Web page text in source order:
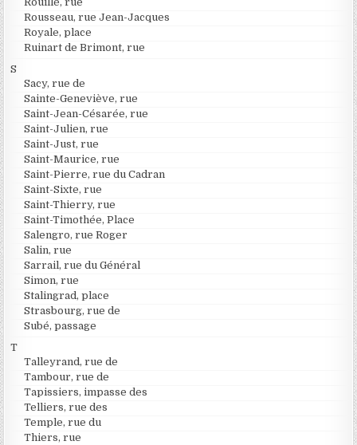
Rousseau, rue Jean-Jacques
Royale, place
Ruinart de Brimont, rue
S
Sacy, rue de
Sainte-Geneviève, rue
Saint-Jean-Césarée, rue
Saint-Julien, rue
Saint-Just, rue
Saint-Maurice, rue
Saint-Pierre, rue du Cadran
Saint-Sixte, rue
Saint-Thierry, rue
Saint-Timothée, Place
Salengro, rue Roger
Salin, rue
Sarrail, rue du Général
Simon, rue
Stalingrad, place
Strasbourg, rue de
Subé, passage
T
Talleyrand, rue de
Tambour, rue de
Tapissiers, impasse des
Telliers, rue des
Temple, rue du
Thiers, rue